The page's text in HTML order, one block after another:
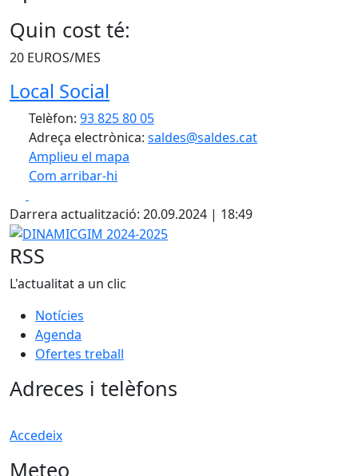
Quin cost té:
20 EUROS/MES
Local Social
Telèfon: 93 825 80 05
Adreça electrònica: saldes@saldes.cat
Amplieu el mapa
Com arribar-hi
+
−
Darrera actualització: 20.09.2024 | 18:49
DINAMICGIM 2024-2025
RSS
L'actualitat a un clic
Notícies
Agenda
Ofertes treball
Adreces i telèfons
Accedeix
Meteo